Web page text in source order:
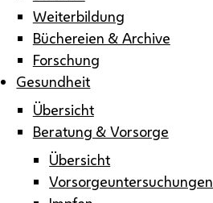
Weiterbildung
Büchereien & Archive
Forschung
Gesundheit
Übersicht
Beratung & Vorsorge
Übersicht
Vorsorgeuntersuchungen